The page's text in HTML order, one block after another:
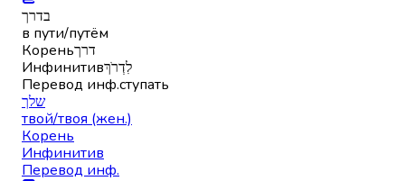
בדרך
в пути/путём
Кореньדרך
Инфинитивלִדְרֹךְ
Перевод инф.ступать
שלך
твой/твоя (жен.)
Корень
Инфинитив
Перевод инф.